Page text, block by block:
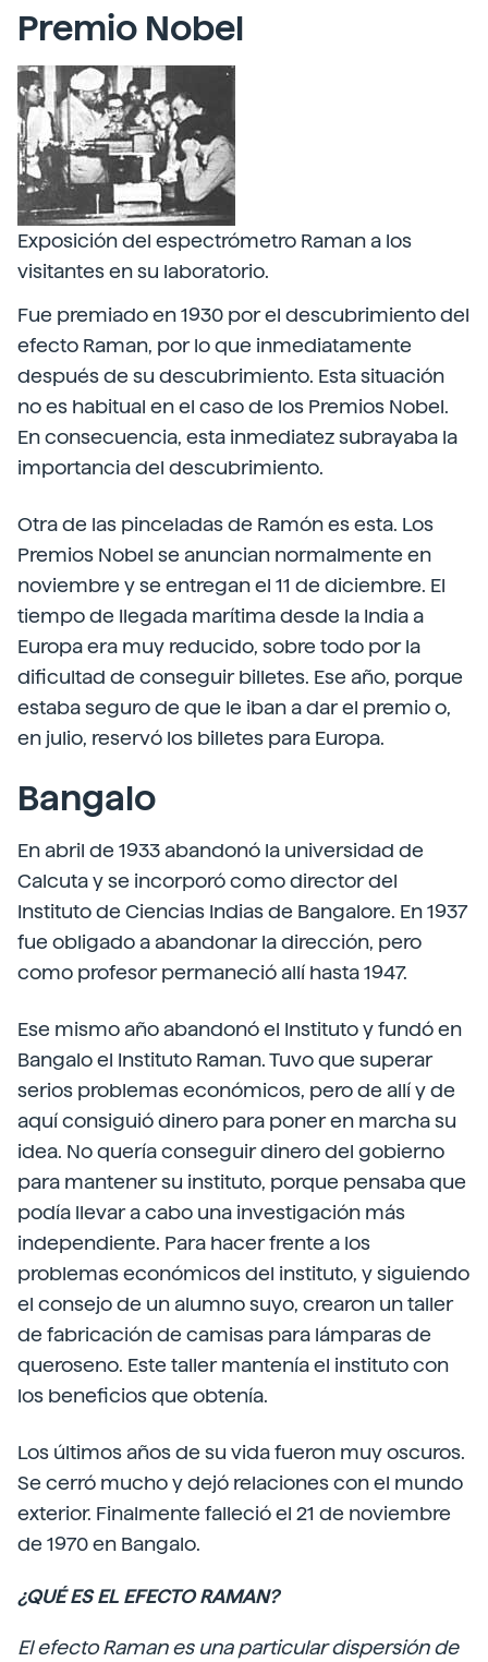
Premio Nobel
Exposición del espectrómetro Raman a los
visitantes en su laboratorio.
Fue premiado en 1930 por el descubrimiento del
efecto Raman, por lo que inmediatamente
después de su descubrimiento. Esta situación
no es habitual en el caso de los Premios Nobel.
En consecuencia, esta inmediatez subrayaba la
importancia del descubrimiento.
Otra de las pinceladas de Ramón es esta. Los
Premios Nobel se anuncian normalmente en
noviembre y se entregan el 11 de diciembre. El
tiempo de llegada marítima desde la India a
Europa era muy reducido, sobre todo por la
dificultad de conseguir billetes. Ese año, porque
estaba seguro de que le iban a dar el premio o,
en julio, reservó los billetes para Europa.
Bangalo
En abril de 1933 abandonó la universidad de
Calcuta y se incorporó como director del
Instituto de Ciencias Indias de Bangalore. En 1937
fue obligado a abandonar la dirección, pero
como profesor permaneció allí hasta 1947.
Ese mismo año abandonó el Instituto y fundó en
Bangalo el Instituto Raman. Tuvo que superar
serios problemas económicos, pero de allí y de
aquí consiguió dinero para poner en marcha su
idea. No quería conseguir dinero del gobierno
para mantener su instituto, porque pensaba que
podía llevar a cabo una investigación más
independiente. Para hacer frente a los
problemas económicos del instituto, y siguiendo
el consejo de un alumno suyo, crearon un taller
de fabricación de camisas para lámparas de
queroseno. Este taller mantenía el instituto con
los beneficios que obtenía.
Los últimos años de su vida fueron muy oscuros.
Se cerró mucho y dejó relaciones con el mundo
exterior. Finalmente falleció el 21 de noviembre
de 1970 en Bangalo.
¿QUÉ ES EL EFECTO RAMAN?
El efecto Raman es una particular dispersión de